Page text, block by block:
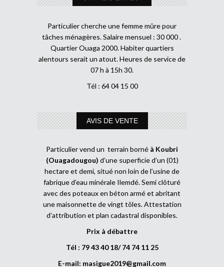
Particulier cherche une femme mûre pour
tâches ménagères. Salaire mensuel : 30 000 .
Quartier Ouaga 2000. Habiter quartiers
alentours serait un atout. Heures de service de
07 h à 15h 30.
Tél : 64 04 15 00
AVIS DE VENTE
Particulier vend un terrain borné à Koubri
(Ouagadougou) d’une superficie d’un (01)
hectare et demi, situé non loin de l’usine de
fabrique d’eau minérale Ilemdé. Semi clôturé
avec des poteaux en béton armé et abritant
une maisonnette de vingt tôles. Attestation
d’attribution et plan cadastral disponibles.
Prix à débattre
Tél : 79 43 40 18/ 74 74 11 25
E-mail: masigue2019@gmail.com